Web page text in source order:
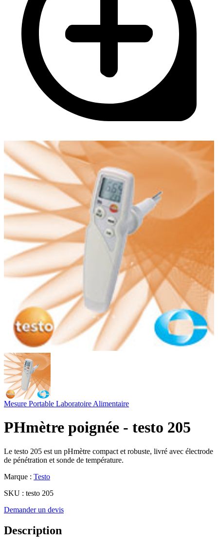
Mesure Portable Laboratoire Alimentaire
PHmètre poignée - testo 205
Le testo 205 est un pHmètre compact et robuste, livré avec électrode
de pénétration et sonde de température.
Marque : Testo
SKU : testo 205
Demander un devis
Description